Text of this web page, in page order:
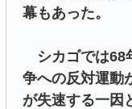
幕もあった。
シカゴでは68
争への反対運動
が失速する一因